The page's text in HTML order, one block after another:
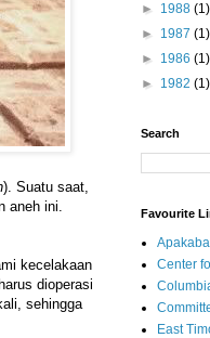
). Suatu saat,
aneh ini.
kecelakaan
dioperasi
sehingga
► 1988 (1)
► 1987 (1)
► 1986 (1)
► 1982 (1)
Search
Favourite
Center
East